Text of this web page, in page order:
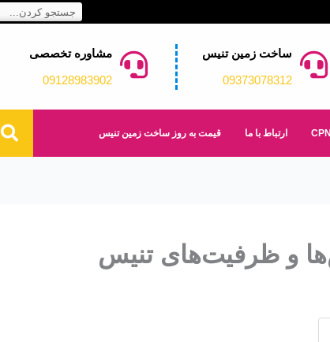
جستجو
کردن
ساخت زمین تنیس
09373078312
مشاوره تخصصی
09128983902
ارتباط با ما قیمت به روز ساخت زمین تنیس
و ظرفیت‌های تنیس